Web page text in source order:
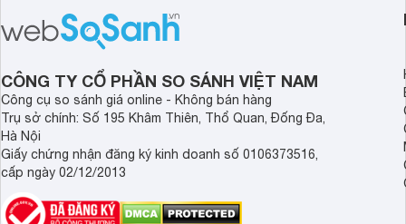
cận sản phẩm chính hãng.
tới cho người dùng
lượng với nhiều
CÔNG TY CỔ PHẦN SO SÁNH VIỆT NAM
Công cụ so sánh giá online - Không bán hàng
Trụ sở chính: Số 195 Khâm Thiên, Thổ Quan, Đống Đa,
Hà Nội
Giấy chứng nhận đăng ký kinh doanh số 0106373516,
cấp ngày 02/12/2013